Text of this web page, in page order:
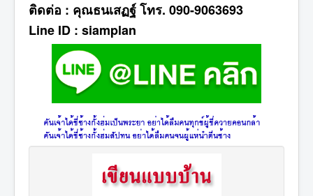
ติดต่อ : คุณธนเสฏฐ์ โทร. 090-9063693
Line ID : siamplan